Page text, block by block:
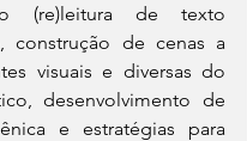
(re)leitura de texto
construção de cenas a
visuais e diversas do
desenvolvimento de
e estratégias para